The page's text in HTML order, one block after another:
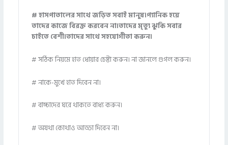
# হাসপাতালের সাথে জড়িত সবাই মানুষ।প্যানিক হয়ে
তাদের কাজে বিরক্ত করবেন না।তাদের মৃত্যু ঝুকি সবার
চাইতে বেশী।তাদের সাথে সহযোগীতা করুন।
# সঠিক নিয়মে হাত ধোয়ার চেষ্টা করুন। না জানলে গুগল করুন।
# নাকে-মুখে হাত দিবেন না।
# বাচ্চাদের ঘরে থাকতে বাধ্য করুন।
# অযথা কোথাও আড্ডা দিবেন না।